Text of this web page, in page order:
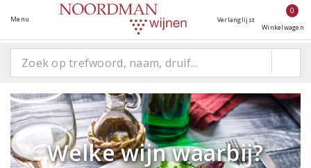
Menu Verlanglijst
0
Winkelwagen
Welke wijn waarbij?